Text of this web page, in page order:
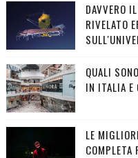
DAVVERO
RIVELATO
QUALI
IN ITALIA E
LE
COMPLETA